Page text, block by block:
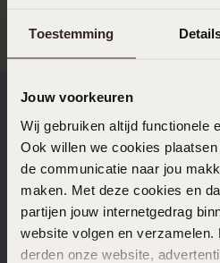
Toestemming
Jouw voorkeuren
Wij gebruiken altijd functionele
Ook willen we cookies
de communicatie naar jou
maken. Met deze cookies en
partijen jouw internetgedrag
website volgen en verzamelen.
derden onze website,
Schnelle Lieferzeiten
Kostenloser Versand ab